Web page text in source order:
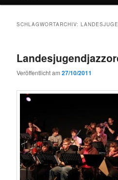
SCHLAGWORTARCHIV:
Veröffentlicht am27/10/2011